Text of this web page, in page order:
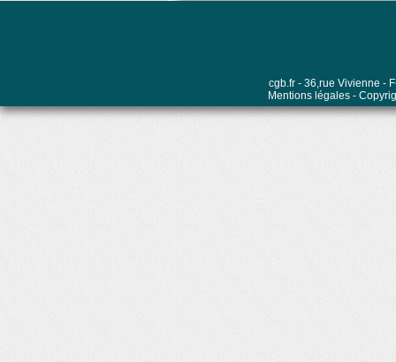
cgb.fr - 36,rue Vivienne -
Mentions légales-